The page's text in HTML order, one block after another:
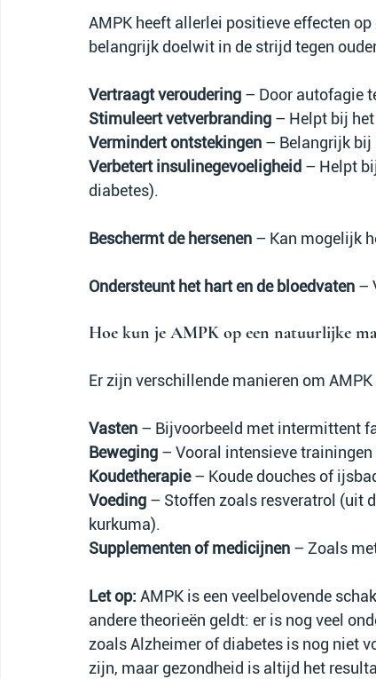
AMPK heeft allerlei positieve effecten
belangrijk doelwit in de strijd tegen
Vertraagt veroudering – Door autofagie
Stimuleert vetverbranding – Helpt bij
Vermindert ontstekingen – Belangrijk bij
Verbetert insulinegevoeligheid – Helpt
diabetes).
Beschermt de hersenen – Kan mogelijk
Ondersteunt het hart en de bloedvaten –
Hoe kun je AMPK op een natuurlijke
Er zijn verschillende manieren om
Vasten – Bijvoorbeeld met intermittent
Beweging – Vooral intensieve
Koudetherapie – Koude douches of
Voeding – Stoffen zoals resveratrol (uit
kurkuma).
Supplementen of medicijnen – Zoals
Let op: AMPK is een veelbelovende
andere theorieën geldt: er is nog veel
zoals Alzheimer of diabetes is nog niet
zijn, maar gezondheid is altijd het